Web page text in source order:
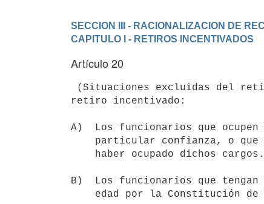
SECCION III - RACIONALIZACION DE
CAPITULO I - RETIROS INCENTIVADOS
Artículo 20
retiro incentivado:
A)  Los funcionarios que
B)  Los funcionarios que